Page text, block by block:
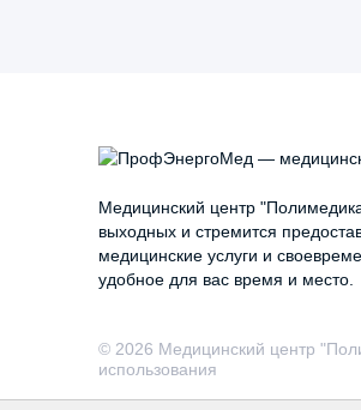
Медицинский центр
выходных и стремится
медицинские услуги и
удобное для вас время и место.
© 2026 Медицинский центр
использования